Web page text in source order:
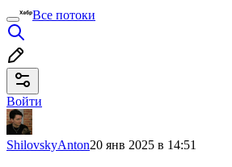
Все потоки
Войти
ShilovskyAnton20 янв 2025 в 14:51